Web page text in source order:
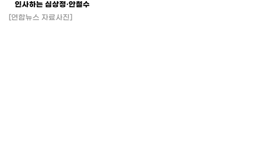
인사하는 심상정·안철수
[연합뉴스 자료사진]